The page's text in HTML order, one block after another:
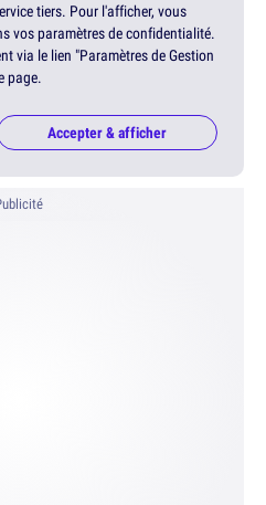
tiers. Pour l'afficher, vous
vos paramètres de confidentialité.
via le lien "Paramètres de Gestion
page.
Accepter & afficher